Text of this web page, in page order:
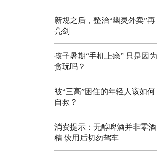
新规之后，整治“幽灵外卖”再
亮剑
孩子暑期“手机上瘾” 只是因为
贪玩吗？
被“三高”困住的年轻人该如何
自救？
消费提示：无醇啤酒并非零酒
精 饮用后切勿驾车